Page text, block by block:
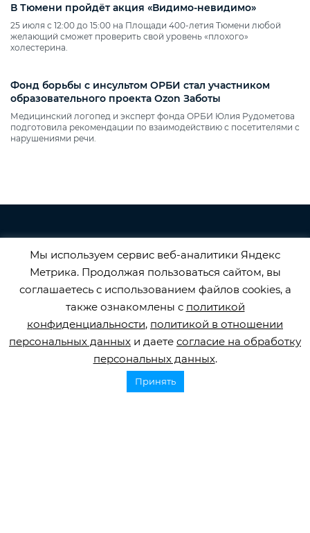
В Тюмени пройдёт акция «Видимо‑невидимо»
25 июля с 12:00 до 15:00 на Площади 400‑летия Тюмени любой
желающий сможет проверить свой уровень «плохого»
холестерина.
Фонд борьбы с инсультом ОРБИ стал участником
образовательного проекта Ozon Заботы
Медицинский логопед и эксперт фонда ОРБИ Юлия Рудометова
подготовила рекомендации по взаимодействию с посетителями с
нарушениями речи.
Горячая линия по инсульту
8 800 707 52 29
info@orbifond.ru
Мы используем сервис веб-аналитики Яндекс
Метрика. Продолжая пользоваться сайтом, вы
соглашаетесь с использованием файлов cookies, а
также ознакомлены с политикой
конфиденциальности, политикой в отношении
персональных данных и даете согласие на обработку
персональных данных.
Принять